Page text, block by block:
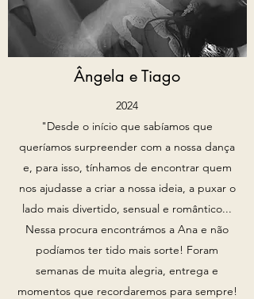
Ângela e Tiago
2024
"Desde o início que sabíamos que
queríamos surpreender com a nossa dança
e, para isso, tínhamos de encontrar quem
nos ajudasse a criar a nossa ideia, a puxar o
lado mais divertido, sensual e romântico...
Nessa procura encontrámos a Ana e não
podíamos ter tido mais sorte! Foram
semanas de muita alegria, entrega e
momentos que recordaremos para sempre!